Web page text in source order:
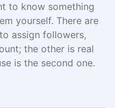
to know something
yourself. There are
assign followers,
the other is real
is the second one.